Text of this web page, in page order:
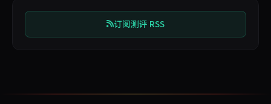
订阅测评 RSS